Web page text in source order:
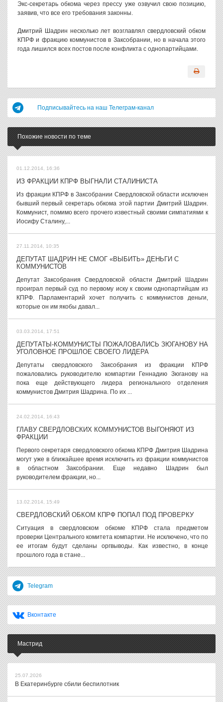
Экс-секретарь обкома через прессу уже озвучил свою позицию,
заявив, что все его требования законны.
Дмитрий Шадрин несколько лет возглавлял свердловский обком
КПРФ и фракцию коммунистов в Заксобрании, но в начала этого
года лишился всех постов после конфликта с однопартийцами.
Подписывайтесь на наш Телеграм-канал
Похожие новости по теме
01.12.2014, 16:36
ИЗ ФРАКЦИИ КПРФ ВЫГНАЛИ СТАЛИНИСТА
Из фракции КПРФ в Заксобрании Свердловской области исключен
бывший первый секретарь обкома этой партии Дмитрий Шадрин.
Коммунист, помимо всего прочего известный своими симпатиями к
Иосифу Сталину,...
27.11.2014, 10:35
ДЕПУТАТ ШАДРИН НЕ СМОГ «ВЫБИТЬ» ДЕНЬГИ С
КОММУНИСТОВ
Депутат Заксобрания Свердловской области Дмитрий Шадрин
проиграл первый суд по первому иску к своим однопартийцам из
КПРФ. Парламентарий хочет получить с коммунистов деньги,
которые он им якобы давал...
03.03.2014, 17:51
ДЕПУТАТЫ-КОММУНИСТЫ ПОЖАЛОВАЛИСЬ ЗЮГАНОВУ НА
УГОЛОВНОЕ ПРОШЛОЕ СВОЕГО ЛИДЕРА
Депутаты свердловского Заксобрания из фракции КПРФ
пожаловались руководителю компартии Геннадию Зюганову на
пока еще действующего лидера регионального отделения
коммунистов Дмитрия Шадрина. По их ...
24.02.2014, 16:43
ГЛАВУ СВЕРДЛОВСКИХ КОММУНИСТОВ ВЫГОНЯЮТ ИЗ
ФРАКЦИИ
Первого секретаря свердловского обкома КПРФ Дмитрия Шадрина
могут уже в ближайшее время исключить из фракции коммунистов
в областном Заксобрании. Еще недавно Шадрин был
руководителем фракции, но...
13.02.2014, 15:49
СВЕРДЛОВСКИЙ ОБКОМ КПРФ ПОПАЛ ПОД ПРОВЕРКУ
Ситуация в свердловском обкоме КПРФ стала предметом
проверки Центрального комитета компартии. Не исключено, что по
ее итогам будут сделаны оргвыводы. Как известно, в конце
прошлого года в стане...
Telegram
Вконтакте
Мастрид
25.07.2026
В Екатеринбурге сбили беспилотник